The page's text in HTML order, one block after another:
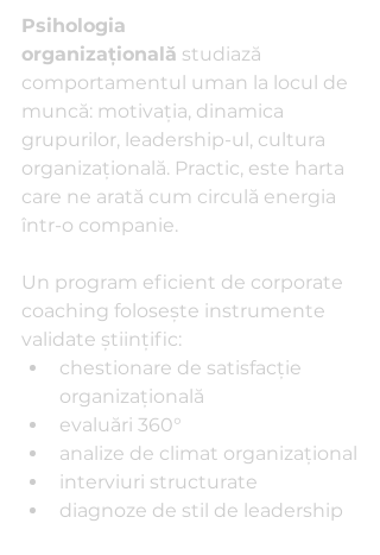
Psihologia
organizațională studiază
comportamentul uman la locul de
muncă: motivația, dinamica
grupurilor, leadership-ul, cultura
organizațională. Practic, este harta
care ne arată cum circulă energia
într-o companie.
Un program eficient de corporate
coaching folosește instrumente
validate științific:
chestionare de satisfacție
organizațională
evaluări 360°
analize de climat organizațional
interviuri structurate
diagnoze de stil de leadership